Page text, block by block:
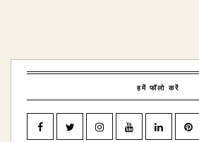
हमें फॉलो करें